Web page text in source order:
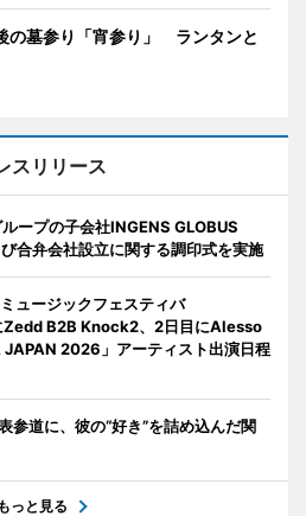
の墓参り「宵参り」 ランタンと
スリリース
ープの子会社INGENS GLOBUS
合弁会社設立に関する調印式を実施
ュージックフェスティバ
Knock2、2日目にAlesso
2026」アーティスト出演日程
道に、彼の“好き”を詰め込んだ関
もっと見る